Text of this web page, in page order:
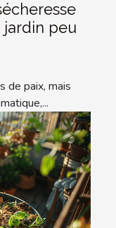
peu
de paix, mais